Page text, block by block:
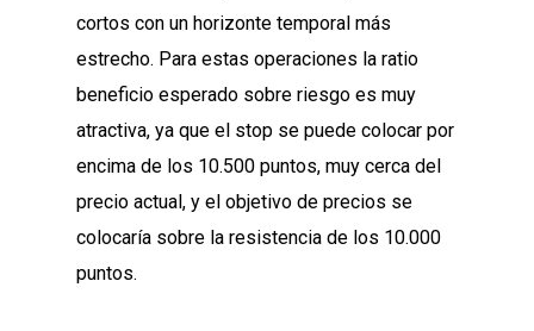
cortos con un horizonte temporal más
estrecho. Para estas operaciones la ratio
beneficio esperado sobre riesgo es muy
atractiva, ya que el stop se puede colocar por
encima de los 10.500 puntos, muy cerca del
precio actual, y el objetivo de precios se
colocaría sobre la resistencia de los 10.000
puntos.